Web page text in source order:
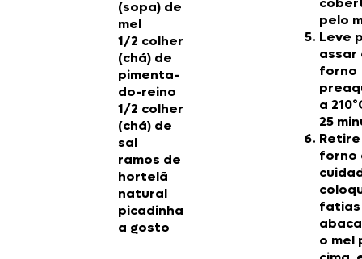
(sopa) de
mel
1/2 colher
(chá) de
pimenta-
do-reino
1/2 colher
(chá) de
sal
ramos de
hortelã
natural
picadinha
a gosto
pelo
Leve
assar
forno
a
25
forno
fatias
o mel